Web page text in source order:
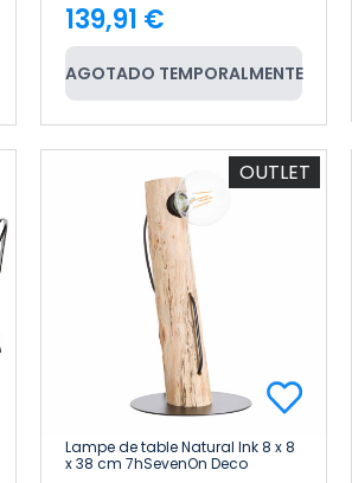
Price
139,91 €
AGOTADO TEMPORALMENTE
OUTLET
Lampe de table Natural Ink 8 x 8
x 38 cm 7hSevenOn Deco